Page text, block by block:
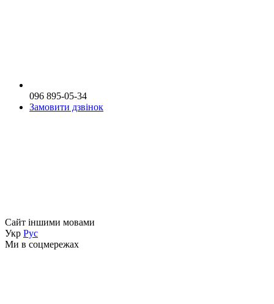
096 895-05-34
Замовити дзвінок
Сайт іншими мовами
Укр Рус
Ми в соцмережах